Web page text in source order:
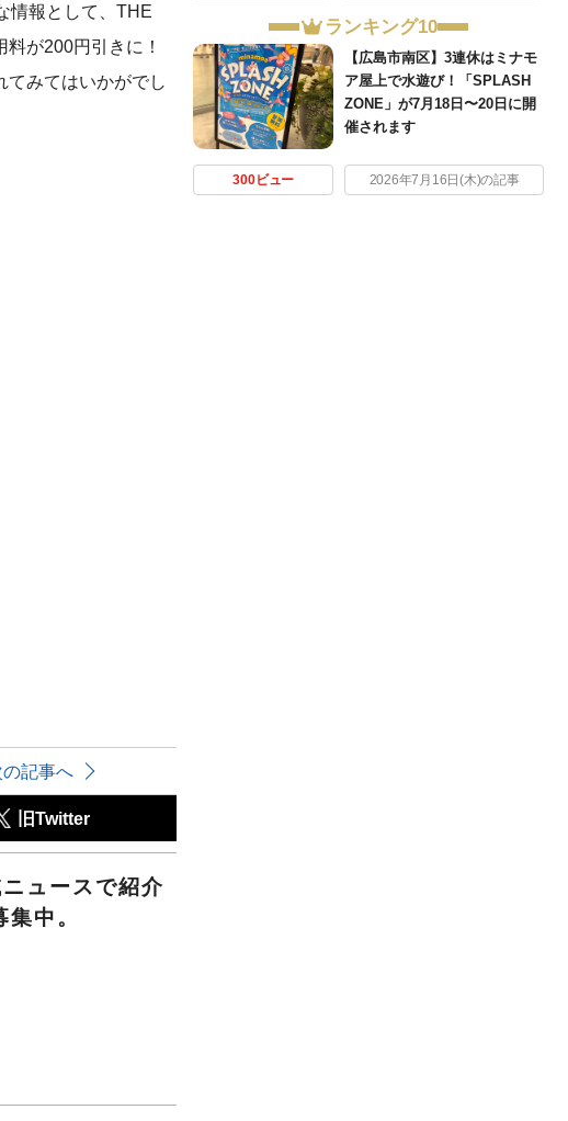
情報として、THE
が200円引きに！
てみてはいかがでし
の記事へ
旧Twitter
ュースで紹介
中。
ランキング10
【広島市南区】3連休はミナモ
ア屋上で水遊び！「SPLASH
ZONE」が7月18日〜20日に開
催されます
300ビュー 2026年7月16日(木)の記事